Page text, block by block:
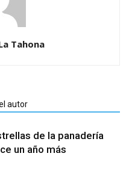
Tahona
autor
de la panadería
un año más